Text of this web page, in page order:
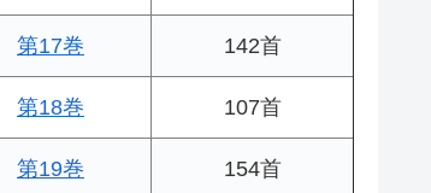
第17巻 142首
第18巻 107首
第19巻 154首